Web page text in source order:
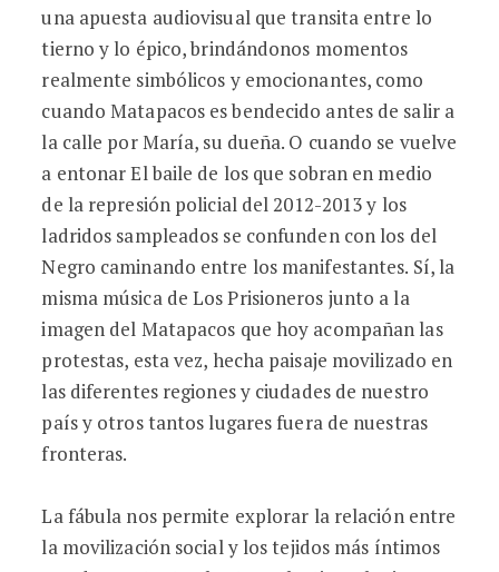
una apuesta audiovisual que transita entre lo
tierno y lo épico, brindándonos momentos
realmente simbólicos y emocionantes, como
cuando Matapacos es bendecido antes de salir a
la calle por María, su dueña. O cuando se vuelve
a entonar El baile de los que sobran en medio
de la represión policial del 2012-2013 y los
ladridos sampleados se confunden con los del
Negro caminando entre los manifestantes. Sí, la
misma música de Los Prisioneros junto a la
imagen del Matapacos que hoy acompañan las
protestas, esta vez, hecha paisaje movilizado en
las diferentes regiones y ciudades de nuestro
país y otros tantos lugares fuera de nuestras
fronteras.
La fábula nos permite explorar la relación entre
la movilización social y los tejidos más íntimos